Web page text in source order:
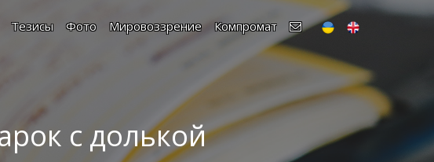
Тезисы Фото Мировоззрение Компромат
с долькой